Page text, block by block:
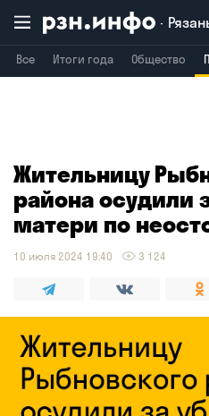
Все Итоги года Общество
Воронеж
Жительницу
района осудили
матери по
10 июля 2024 19:40 3 124